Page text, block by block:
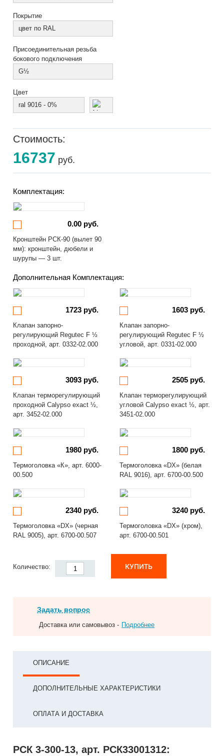
Покрытие
цвет по RAL
Присоединительная резьба
бокового подключения
G½
Цвет
ral 9016 - 0%
Стоимость:
16737 руб.
Комплектация:
0.00 руб.
Кронштейн РСК-90 (вылет 90
мм): кронштейн, дюбели и
шурупы — 3 шт.
Дополнительная Комплектация:
1723 руб.
Клапан запорно-
регулирующий Regutec F ½
проходной, арт. 0332-02.000
1603 руб.
Клапан запорно-
регулирующий Regutec F ½
угловой, арт. 0331-02.000
3093 руб.
Клапан терморегулирующий
проходной Calypso exact ½,
арт. 3452-02.000
2505 руб.
Клапан терморегулирующий
угловой Calypso exact ½, арт.
3451-02.000
1980 руб.
Термоголовка «К», арт. 6000-
00.500
1800 руб.
Термоголовка «DX» (белая
RAL 9016), арт. 6700-00.500
2340 руб.
Термоголовка «DX» (черная
RAL 9005), арт. 6700-00.507
3240 руб.
Термоголовка «DX» (хром),
арт. 6700-00.501
Количество: КУПИТЬ
Задать вопрос
Доставка или самовывоз - Подробнее
ОПИСАНИЕ
ДОПОЛНИТЕЛЬНЫЕ ХАРАКТЕРИСТИКИ
ОПЛАТА И ДОСТАВКА
РСК 3-300-13, арт. РСК33001312: